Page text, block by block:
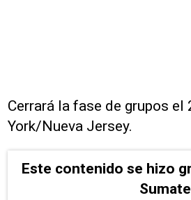
Cerrará ‌la fase de grupos
York/Nueva Jersey.
Este contenido se hizo